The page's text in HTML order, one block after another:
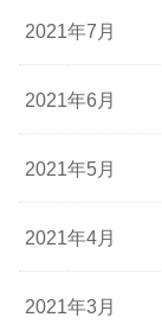
2021年7月
2021年6月
2021年5月
2021年4月
2021年3月